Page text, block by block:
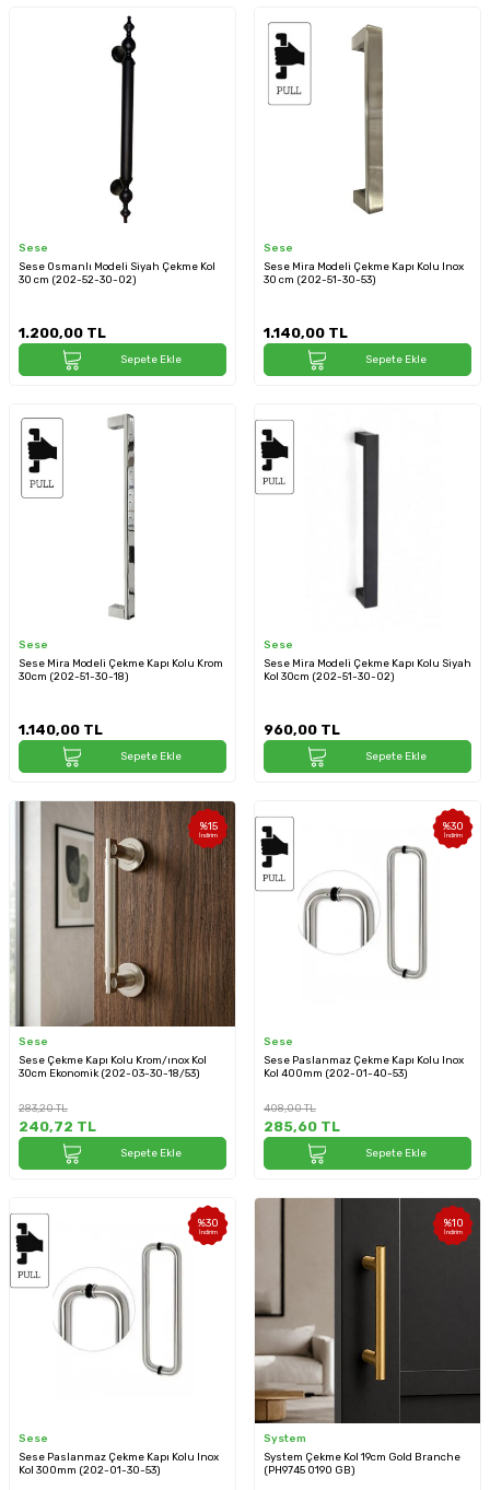
Sese
Sese Osmanlı Modeli Siyah Çekme Kol
30 cm (202-52-30-02)
1.200,00 TL
Sepete Ekle
Sese
Sese Mira Modeli Çekme Kapı Kolu Inox
30 cm (202-51-30-53)
1.140,00 TL
Sepete Ekle
Sese
Sese Mira Modeli Çekme Kapı Kolu Krom
30cm (202-51-30-18)
1.140,00 TL
Sepete Ekle
Sese
Sese Mira Modeli Çekme Kapı Kolu Siyah
Kol 30cm (202-51-30-02)
960,00 TL
Sepete Ekle
%15
İndirim
Sese
Sese Çekme Kapı Kolu Krom/ınox Kol
30cm Ekonomik (202-03-30-18/53)
283,20TL
240,72 TL
Sepete Ekle
%30
İndirim
Sese
Sese Paslanmaz Çekme Kapı Kolu Inox
Kol 400mm (202-01-40-53)
408,00TL
285,60 TL
Sepete Ekle
%30
İndirim
Sese
Sese Paslanmaz Çekme Kapı Kolu Inox
Kol 300mm (202-01-30-53)
%10
İndirim
System
System Çekme Kol 19cm Gold Branche
(PH9745 0190 GB)